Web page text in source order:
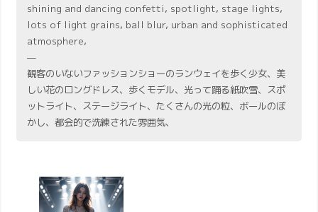
shining and dancing confetti, spotlight, stage lights,
lots of light grains, ball blur, urban and sophisticated
atmosphere,
—
観客のいないファッションショーのランウェイを歩く少女、美
しい花のロングドレス、歩くモデル、光って踊る紙吹雪、スポ
ットライト、ステージライト、たくさんの光の粒、ボールのぼ
かし、都会的で洗練された雰囲気、